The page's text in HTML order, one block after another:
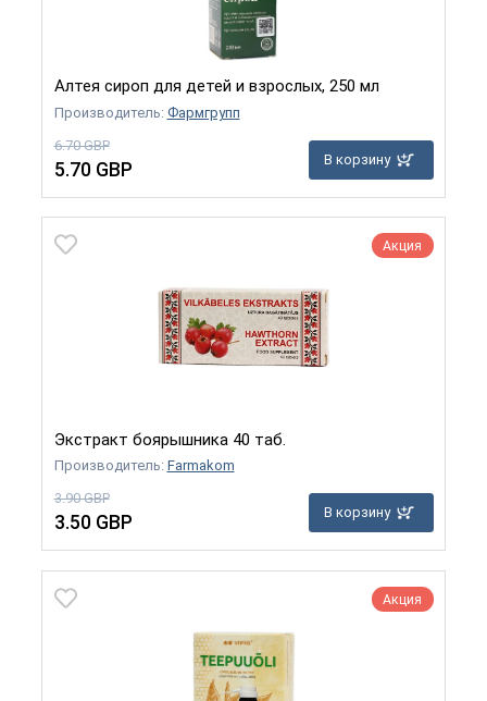
Алтея сироп для детей и взрослых, 250 мл
Производитель: Фармгрупп
6.70 GBP
5.70 GBP В корзину
Акция
Экстракт боярышника 40 таб.
Производитель: Farmakom
3.90 GBP
3.50 GBP В корзину
Акция